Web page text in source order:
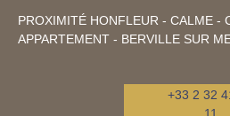
PROXIMITÉ HONFLEUR - CALME -
APPARTEMENT - BERVILLE SUR
+33 2 32